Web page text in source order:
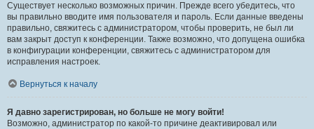
Существует несколько возможных причин. Прежде всего убедитесь, что
вы правильно вводите имя пользователя и пароль. Если данные введены
правильно, свяжитесь с администратором, чтобы проверить, не был ли
вам закрыт доступ к конференции. Также возможно, что допущена ошибка
в конфигурации конференции, свяжитесь с администратором для
исправления настроек.
Вернуться к началу
Я давно зарегистрирован, но больше не могу войти!
Возможно, администратор по какой-то причине деактивировал или